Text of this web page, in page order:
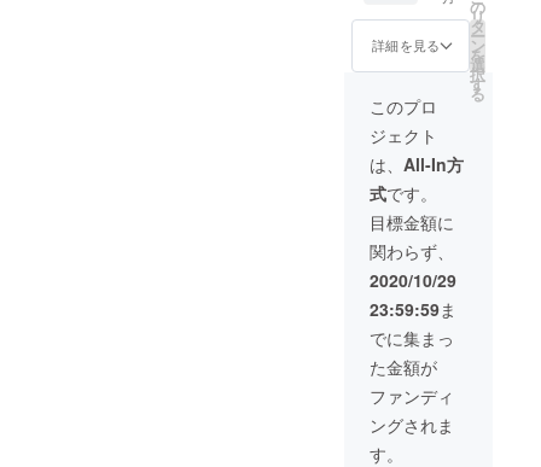
にお選
しまし
た。 ぜ
用くだ
さい。
です。
また、
現代社
本五十
言クリ
アファ
イルが
セット
になり
ます。
生活に
身近
いやす
いもの
をリ
ターン
にお選
びいた
しまし
チーフ
のご指
定はで
ご了承
くださ
い。）
どれも
幸運を
モチー
フにし
た自然
のエネ
ルギー
を感じ
させる
ブレス
レット
です。
また、
現代社
会に通
ショッ
プオリ
ジナル
クリア
ファイ
ル「男
の修
行・全
文」 ブ
レス
レット
のモ
チーフ
はどれ
が届く
かはお
楽しみ
に！
（モ
チーフ
のご指
定はで
詳細を見る
の
リ
タ
ー
ン
を
選
択
す
る
このプロ
ジェクト
は、 All-In方
式です。
目標金額に
関わらず、
2020/10/29
23:59:59ま
でに集まっ
た金額が
ファンディ
ングされま
す。